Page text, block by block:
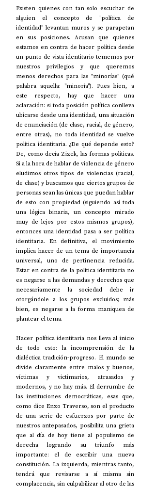
Existen quienes con tan solo escuchar de
alguien el concepto de "política de
identidad" levantan muros y se parapetan
en sus posiciones. Acusan que quienes
estamos en contra de hacer política desde
un punto de vista identitario tememos por
nuestros privilegios y que queremos
menos derechos para las "minorías" (qué
palabra aquella: "minoría"). Pues bien, a
este respecto, hay que hacer una
aclaración: si toda posición política conlleva
ubicarse desde una identidad, una situación
de enunciación (de clase, racial, de género,
entre otras), no toda identidad se vuelve
política identitaria. ¿De qué depende esto?
De, como decía Zizek, las formas políticas.
Si a la hora de hablar de violencia de género
eludimos otros tipos de violencias (racial,
de clase) y buscamos que ciertos grupos de
personas sean las únicas que puedan hablar
de esto con propiedad (siguiendo así toda
una lógica binaria, un concepto mirado
muy de lejos por estos mismos grupos),
entonces una identidad pasa a ser política
identitaria. En definitiva, el movimiento
implica hacer de un tema de importancia
universal, uno de pertinencia reducida.
Estar en contra de la política identitaria no
es negarse a las demandas y derechos que
necesariamente la sociedad debe ir
otorgándole a los grupos excluidos; más
bien, es negarse a la forma maniquea de
plantear el tema.
Hacer política identitaria nos lleva al inicio
de todo esto: la incomprensión de la
dialéctica tradición-progreso. El mundo se
divide claramente entre malos y buenos,
víctimas y victimarios, atrasados y
modernos, y no hay más. El derrumbe de
las instituciones democráticas, esas que,
como dice Enzo Traverso, son el producto
de una serie de esfuerzos por parte de
nuestros antepasados, posibilita una grieta
que al día de hoy tiene al populismo de
derecha logrando su triunfo más
importante: el de escribir una nueva
constitución. La izquierda, mientras tanto,
tendrá que revisarse a sí misma sin
complacencia, sin culpabilizar al otro de las